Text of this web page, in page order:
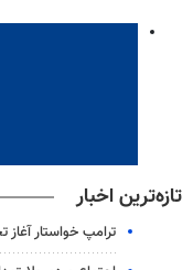
تازه‌ترین اخبار
ترامپ خواستار